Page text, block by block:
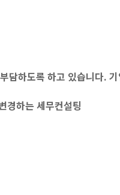
하도록 하고 있습니다.
경하는 세무컨설팅